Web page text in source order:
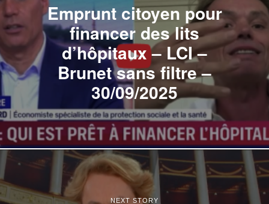
Emprunt citoyen pour
financer des lits
d’hôpitaux – LCI –
Brunet sans filtre –
30/09/2025
NEXT STORY